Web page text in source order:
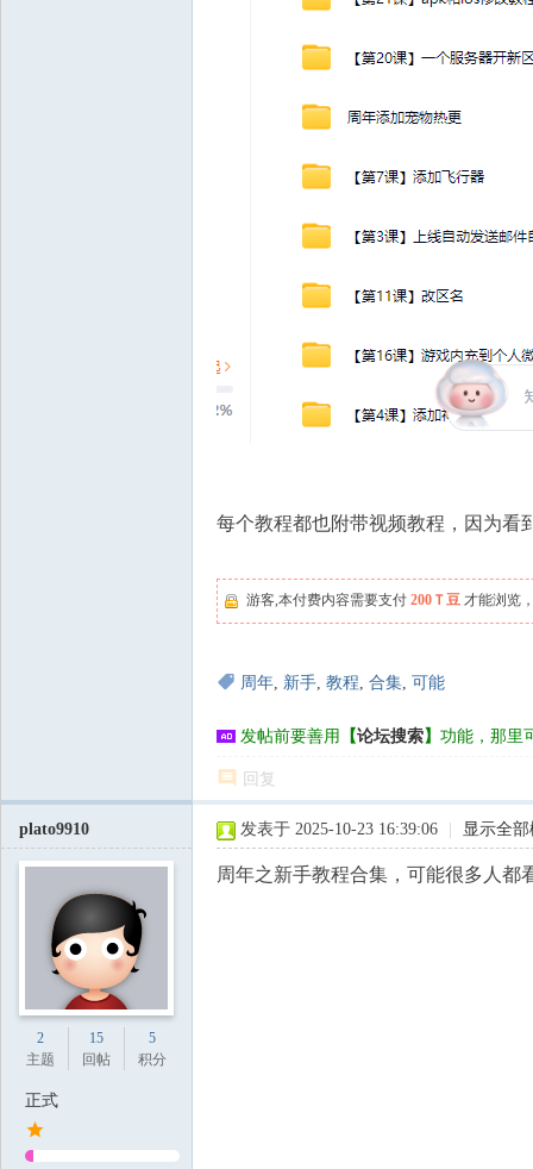
每个教程都也附带视频教程，因为看
游客,本付费内容需要支付 200Ｔ豆 才能浏览
周年, 新手, 教程, 合集, 可能
发帖前要善用 【论坛搜索】 功能，那里
回复
plato9910
2
主题
15
回帖
5
积分
正式
发表于 2025-10-23 16:39:06 显示全
周年之新手教程合集，可能很多人都